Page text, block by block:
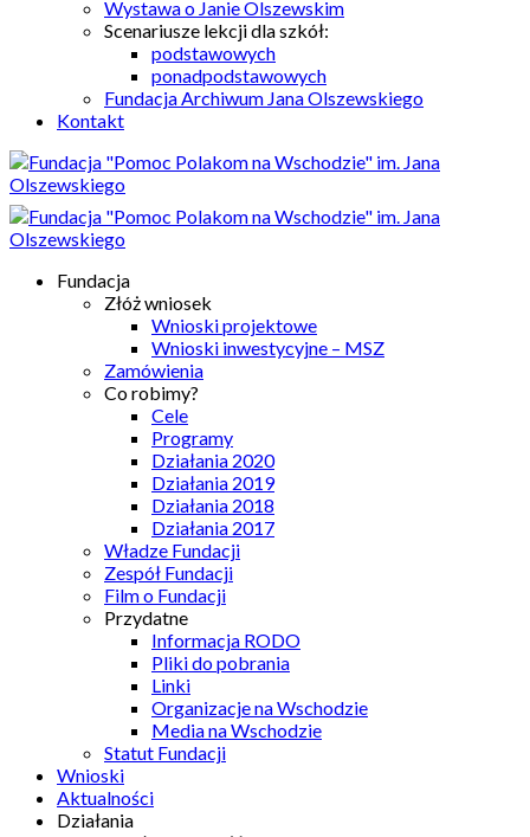
Wystawa o Janie Olszewskim
Scenariusze lekcji dla szkół:
podstawowych
ponadpodstawowych
Fundacja Archiwum Jana Olszewskiego
Kontakt
Fundacja
Złóż wniosek
Wnioski projektowe
Wnioski inwestycyjne – MSZ
Zamówienia
Co robimy?
Cele
Programy
Działania 2020
Działania 2019
Działania 2018
Działania 2017
Władze Fundacji
Zespół Fundacji
Film o Fundacji
Przydatne
Informacja RODO
Pliki do pobrania
Linki
Organizacje na Wschodzie
Media na Wschodzie
Statut Fundacji
Wnioski
Aktualności
Działania